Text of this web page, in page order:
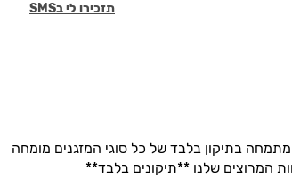
תזכירו לי בSMS
של למעלה מ-20 שנה בתחום מיזוג האוויר. מתמחה בתיקון בלבד של כל סוגי המזגנים מומחה
המרוצים שלנו **תיקונים בלבד**